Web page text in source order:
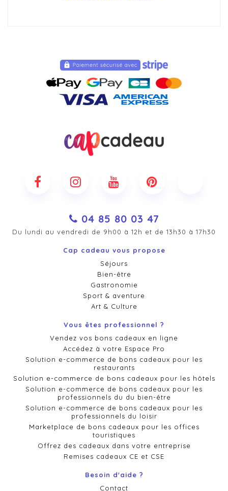
04 85 80 03 47
Du lundi au vendredi de 9h00 à 12h et de 13h30 à 17h30
Cap cadeau vous propose
Séjours
Bien-être
Gastronomie
Sport & aventure
Art & Culture
Vous êtes professionnel ?
Vendez vos bons cadeaux en ligne
Accédez à votre Espace Pro
Solution e-commerce de bons cadeaux pour les
restaurants
Solution e-commerce de bons cadeaux pour les hôtels
Solution e-commerce de bons cadeaux pour les
professionnels du du bien-être
Solution e-commerce de bons cadeaux pour les
professionnels du loisir
Marketplace de bons cadeaux pour les offices
touristiques
Offrez des cadeaux dans votre entreprise
Remises cadeaux CE et CSE
Besoin d'aide ?
Contact